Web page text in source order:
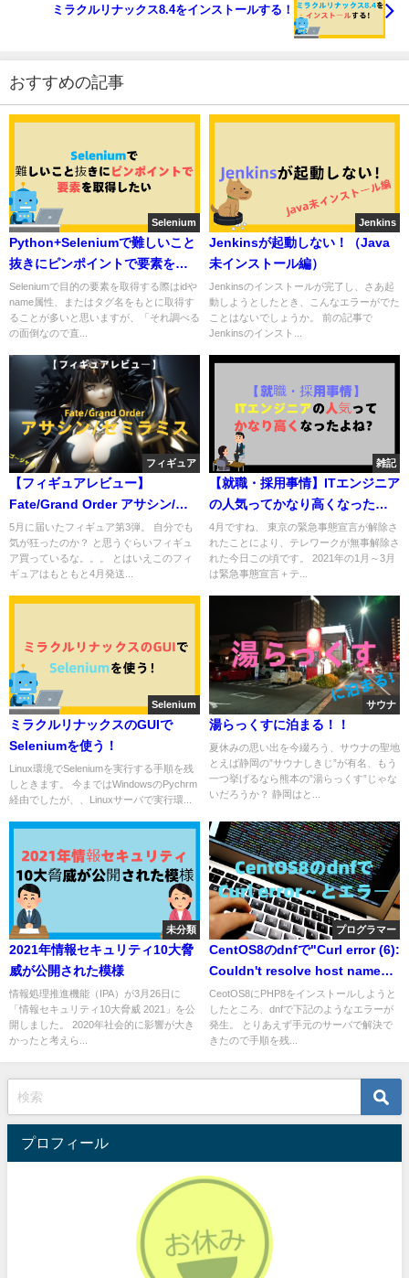
ミラクルリナックス8.4をインストールする！
おすすめの記事
Selenium
Python+Seleniumで難しいこと
抜きにピンポイントで要素を取
得したい
Seleniumで目的の要素を取得する際はidや
name属性、またはタグ名をもとに取得す
ることが多いと思いますが、「それ調べる
の面倒なので直...
Jenkins
Jenkinsが起動しない！（Java
未インストール編）
Jenkinsのインストールが完了し、さあ起
動しようとしたとき、こんなエラーがでた
ことはないでしょうか。 前の記事で
Jenkinsのインスト...
フィギュア
【フィギュアレビュー】
Fate/Grand Order アサシン/セ
ミラミス ゴージャス・・・！
5月に届いたフィギュア第3弾。 自分でも
気が狂ったのか？ と思うぐらいフィギュ
ア買っているな。。。 とはいえこのフィ
ギュアはもともと4月発送...
雑記
【就職・採用事情】ITエンジニア
の人気ってかなり高くなったよ
ね？
4月ですね、 東京の緊急事態宣言が解除さ
れたことにより、テレワークが無事解除さ
れた今日この頃です。 2021年の1月～3月
は緊急事態宣言＋テ...
Selenium
ミラクルリナックスのGUIで
Seleniumを使う！
Linux環境でSeleniumを実行する手順を残
しときます。 今まではWindowsのPychrm
経由でしたが、、Linuxサーバで実行環...
サウナ
湯らっくすに泊まる！！
夏休みの思い出を今綴ろう、サウナの聖地
とえば静岡の”サウナしきじ”が有名、もう
一つ挙げるなら熊本の”湯らっくす”じゃな
いだろうか？ 静岡はと...
未分類
2021年情報セキュリティ10大脅
威が公開された模様
情報処理推進機能（IPA）が3月26日に
「情報セキュリティ10大脅威 2021」を公
開しました。 2020年社会的に影響が大き
かったと考えら...
プログラマー
CentOS8のdnfで"Curl error (6):
Couldn't resolve host name
for～～～"とエラーする
CeotOS8にPHP8をインストールしようと
したところ、dnfで下記のようなエラーが
発生。 とりあえず手元のサーバで解決で
きたので手順を残...
プロフィール